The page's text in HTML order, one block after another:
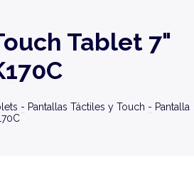
Tablet 7"
- Pantallas Táctiles y Touch - Pantalla